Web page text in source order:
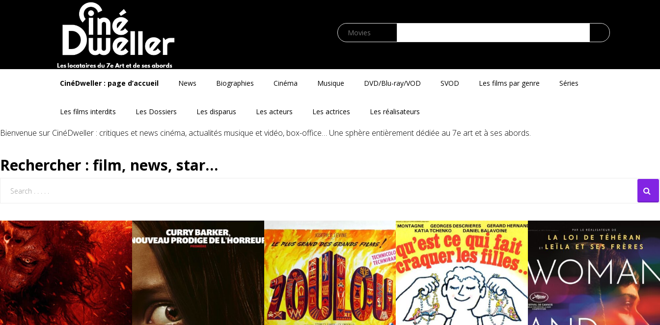
CinéDweller : page d’accueil News Biographies Cinéma Musique DVD/Blu-ray/VOD SVOD Les films par genre Séries
Les films interdits Les Dossiers Les disparus Les acteurs Les actrices Les réalisateurs
Bienvenue sur CinéDweller : critiques et news cinéma, actualités musique et vidéo, box-office… Une sphère entièrement dédiée au 7e art et à ses abords.
Rechercher : film, news, star…